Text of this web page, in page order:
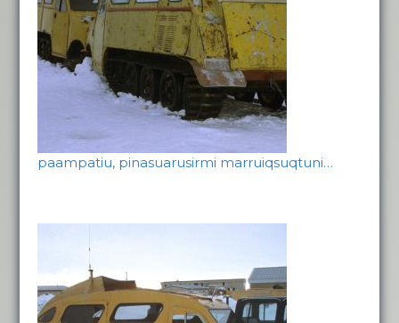
paampatiu, pinasuarusirmi marruiqsuqtuni…